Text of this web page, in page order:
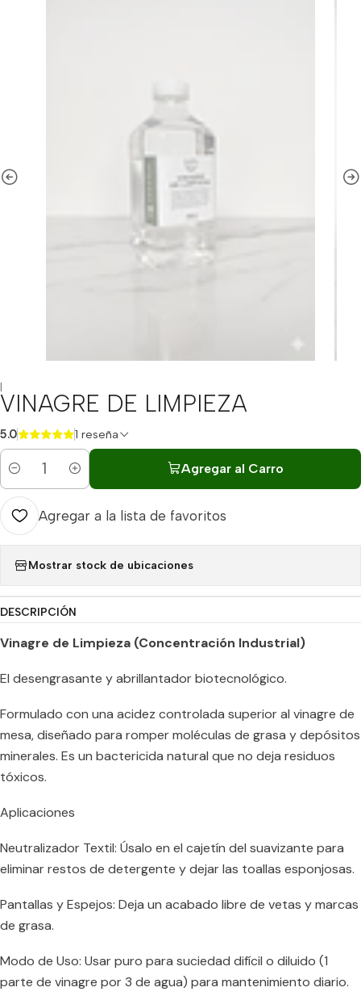
|
VINAGRE DE LIMPIEZA
5.0 1 reseña
Cantidad
Agregar al Carro
Agregar a la lista de favoritos
Mostrar stock de ubicaciones
DESCRIPCIÓN
Vinagre de Limpieza (Concentración Industrial)
El desengrasante y abrillantador biotecnológico.
Formulado con una acidez controlada superior al vinagre de
mesa, diseñado para romper moléculas de grasa y depósitos
minerales. Es un bactericida natural que no deja residuos
tóxicos.
Aplicaciones
Neutralizador Textil: Úsalo en el cajetín del suavizante para
eliminar restos de detergente y dejar las toallas esponjosas.
Pantallas y Espejos: Deja un acabado libre de vetas y marcas
de grasa.
Modo de Uso: Usar puro para suciedad difícil o diluido (1
parte de vinagre por 3 de agua) para mantenimiento diario.